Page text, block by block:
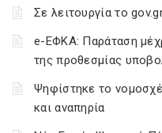
Σε λειτουργία το
e-ΕΦΚΑ: Παράταση
της προθεσμίας
Ψηφίστηκε το
και αναπηρία